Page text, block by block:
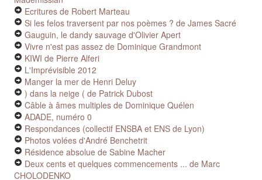
Ecritures de Robert Marteau
Si les felos traversent par nos poèmes ? de James Sacré
Gauguin, le dandy sauvage d'Olivier Apert
Vivre n'est pas assez de Dominique Grandmont
KIWI de Pierre Alferi
L'Imprévisible 2012
Manger la mer de Henri Deluy
) dans la neige ( de Patrick Dubost
Câble à âmes multiples de Dominique Quélen
ADADE, numéro 0
Respondances (collectif ENSBA et ENS de Lyon)
Photos volées d'André Benchetrit
Résidence absolue de Sabine Macher
Deux cents et quelques commencements ... de Marc
CHOLODENKO